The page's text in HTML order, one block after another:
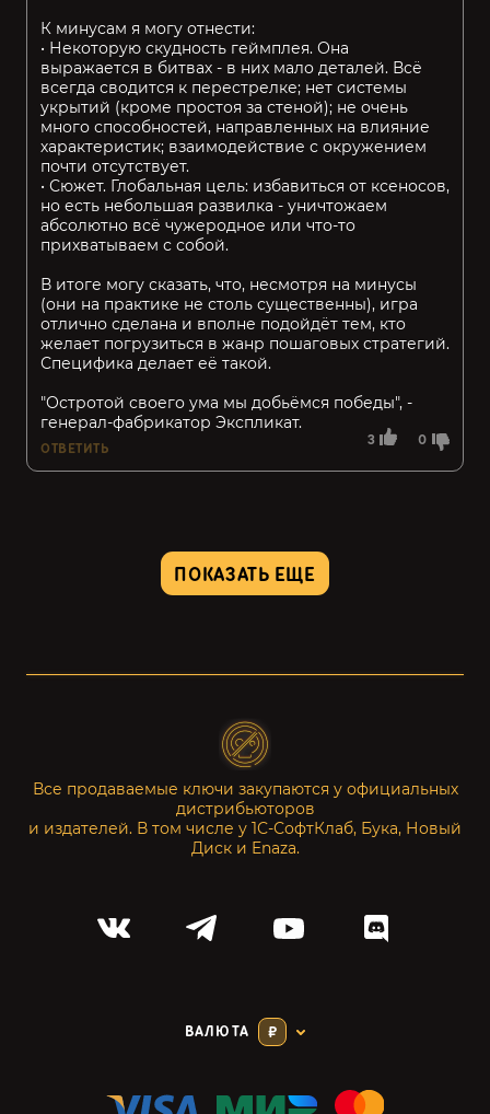
3 0
К минусам я могу отнести:
• Некоторую скудность геймплея. Она
выражается в битвах - в них мало деталей. Всё
всегда сводится к перестрелке; нет системы
укрытий (кроме простоя за стеной); не очень
много способностей, направленных на влияние
характеристик; взаимодействие с окружением
почти отсутствует.
• Сюжет. Глобальная цель: избавиться от ксеносов,
но есть небольшая развилка - уничтожаем
абсолютно всё чужеродное или что-то
прихватываем с собой.
В итоге могу сказать, что, несмотря на минусы
(они на практике не столь существенны), игра
отлично сделана и вполне подойдёт тем, кто
желает погрузиться в жанр пошаговых стратегий.
Специфика делает её такой.
"Остротой своего ума мы добьёмся победы", -
генерал-фабрикатор Экспликат.
ОТВЕТИТЬ
ПОКАЗАТЬ ЕЩЕ
Все продаваемые ключи закупаются у официальных
дистрибьюторов
и издателей. В том числе у 1С-СофтКлаб, Бука, Новый
Диск и Enaza.
ВАЛЮТА ₽